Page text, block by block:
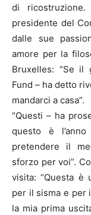
di
presidente del
dalle sue
amore per la
Bruxelles: “Se il
Fund – ha detto
mandarci a casa”.
“Questi – ha
questo è
pretendere il
sforzo per voi”.
visita: “Questa è
per il sisma e per
la mia prima